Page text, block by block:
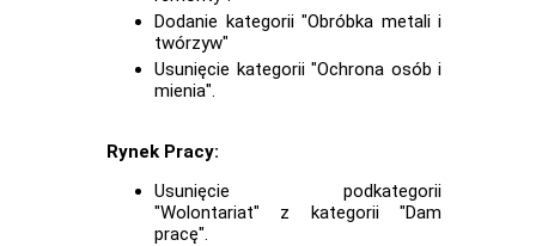
Dodanie kategorii "Obróbka metali i
twórzyw"
Usunięcie kategorii "Ochrona osób i
mienia".
Rynek Pracy:
Usunięcie podkategorii
"Wolontariat" z kategorii "Dam
pracę".